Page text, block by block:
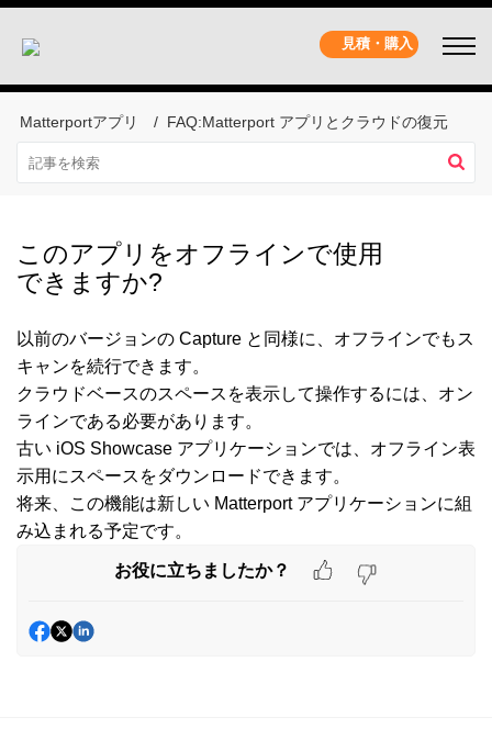
見積・購入
Matterportアプリ FAQ:Matterport アプリとクラウドの復元
このアプリをオフラインで使用
できますか?
以前のバージョンの Capture と同様に、オフラインでもス
キャンを続行できます。
クラウドベースのスペースを表示して操作するには、オン
ラインである必要があります。
古い iOS Showcase アプリケーションでは、オフライン表
示用にスペースをダウンロードできます。
将来、この機能は新しい Matterport アプリケーションに組
み込まれる予定です。
お役に立ちましたか？